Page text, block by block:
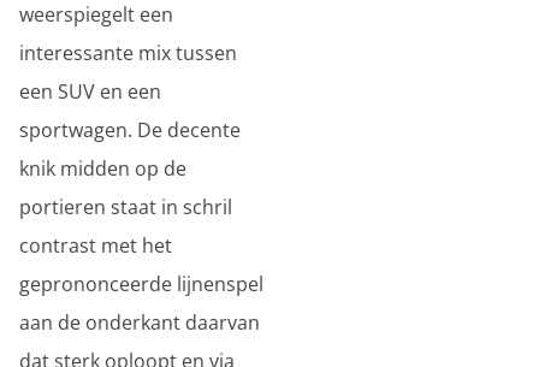
weerspiegelt een
interessante mix tussen
een SUV en een
sportwagen. De decente
knik midden op de
portieren staat in schril
contrast met het
geprononceerde lijnenspel
aan de onderkant daarvan
dat sterk oploopt en via